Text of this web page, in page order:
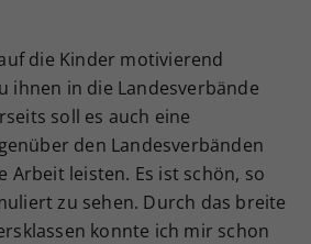
die Kinder motivierend
ihnen in die Landesverbände
soll es auch eine
den Landesverbänden
Arbeit leisten. Es ist schön, so
zu sehen. Durch das breite
konnte ich mir schon